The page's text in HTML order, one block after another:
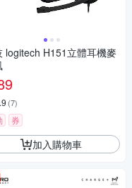
H151立體耳機麥
(7)
券
加入購物車